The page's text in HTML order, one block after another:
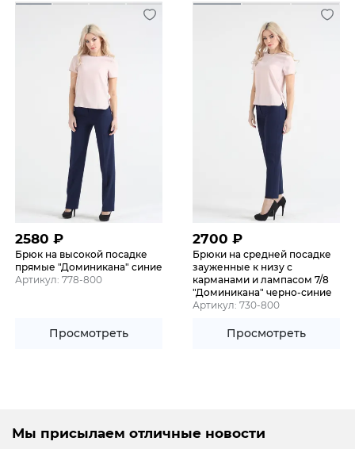
2580 ₽
Брюк на высокой посадке
прямые "Доминикана" синие
Артикул: 778-800
Просмотреть
2700 ₽
Брюки на средней посадке
зауженные к низу с
карманами и лампасом 7/8
"Доминикана" черно-синие
Артикул: 730-800
Просмотреть
Мы присылаем отличные новости